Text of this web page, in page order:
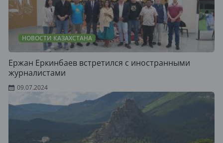
НОВОСТИ КАЗАХСТАНА
Ержан Еркинбаев встретился с иностранными
журналистами
09.07.2024